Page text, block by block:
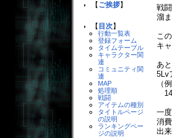
【ご挨拶】
【目次】
行動一覧表
登録フォーム
タイムテーブル
キャラクター関
連
コミュニティ関
連
MAP
処理順
戦闘
アイテムの種別
タイトルページ
の説明
ランキングペー
ジの説明
戦
溜
こ
キ
あ
5Lv
（
一
消
出